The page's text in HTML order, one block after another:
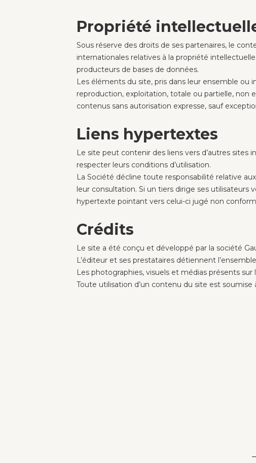
Propriété
Sous réserve des droits de ses partenaires, le
internationales relatives à la propriété
producteurs de bases de données.
Les éléments du site, pris dans leur ensemble ou
reproduction, exploitation, totale ou partielle, non
contenus sans autorisation expresse, sauf
Liens hypertextes
Le site peut contenir des liens vers d’autres sites
respecter leurs conditions d’utilisation.
La Société décline toute responsabilité relative
leur consultation. Si un tiers dirige ses utilisateurs
hypertexte pointant vers celui-ci jugé non
Crédits
Le site a été conçu et développé par la société
L’éditeur et ses prestataires détiennent
Les photographies, visuels et médias présents
Toute utilisation d’un contenu du site est soumise